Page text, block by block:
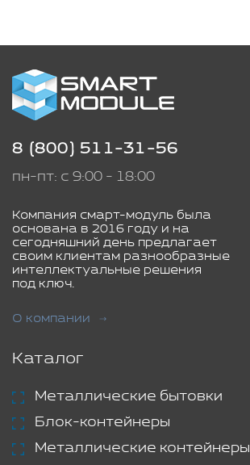
8 (800) 511-31-56
пн-пт: с 9:00 - 18:00
Компания смарт-модуль была
основана в 2016 году и на
сегодняшний день предлагает
своим клиентам разнообразные
интеллектуальные решения
под ключ.
О компании
Каталог
Металлические бытовки
Блок-контейнеры
Металлические контейнеры